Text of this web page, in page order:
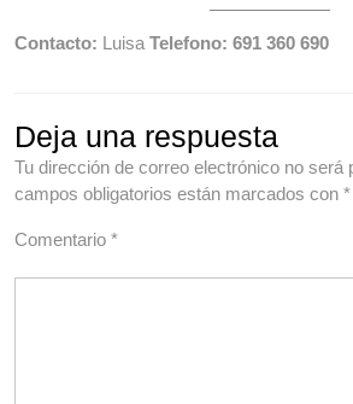
Contacto: Luisa Telefono: 691 360 690
Deja una respuesta
Tu dirección de correo electrónico no será
campos obligatorios están marcados con *
Comentario *